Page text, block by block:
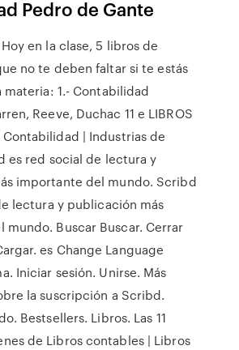
Pedro de Gante
Hoy en la clase, 5 libros de
no te deben faltar si te estás
1.- Contabilidad
Reeve, Duchac 11 e LIBROS
Contabilidad | Industrias de
es red social de lectura y
importante del mundo. Scribd
lectura y publicación más
Buscar Buscar. Cerrar
es Change Language
Iniciar sesión. Unirse. Más
la suscripción a Scribd.
Bestsellers. Libros. Las 11
de Libros contables | Libros